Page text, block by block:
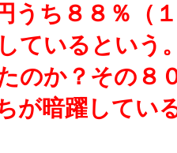
うち８８％（
ているという
のか？その８
が暗躍してい